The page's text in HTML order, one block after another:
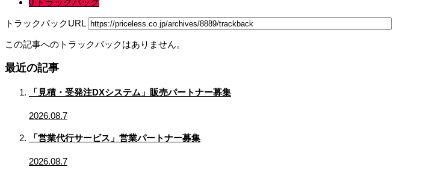
トラックバックURL
この記事へのトラックバックはありません。
最近の記事
「見積・受発注DXシステム」販売パートナー募集
2026.08.7
「営業代行サービス」営業パートナー募集
2026.08.7